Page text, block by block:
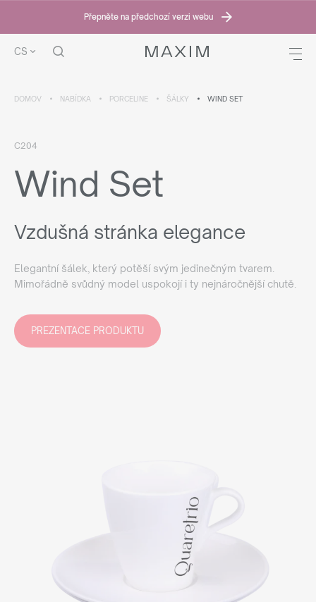
Přepněte na předchozí verzi webu
CS
DOMOV NABÍDKA PORCELINE ŠÁLKY WIND SET
C204
Wind Set
Vzdušná stránka elegance
Elegantní šálek, který potěší svým jedinečným tvarem.
Mimořádně svůdný model uspokojí i ty nejnáročnější chutě.
PREZENTACE PRODUKTU